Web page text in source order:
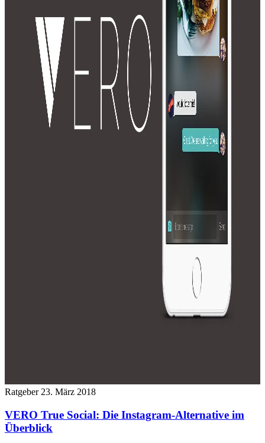
Ratgeber 23. März 2018
VERO True Social: Die Instagram-Alternative im
Überblick